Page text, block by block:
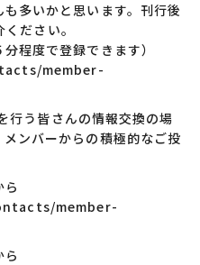
多いかと思います。刊行後
ださい。
程度で登録できます）
member-
う皆さんの情報交換の場
ンバーからの積極的なご投
member-